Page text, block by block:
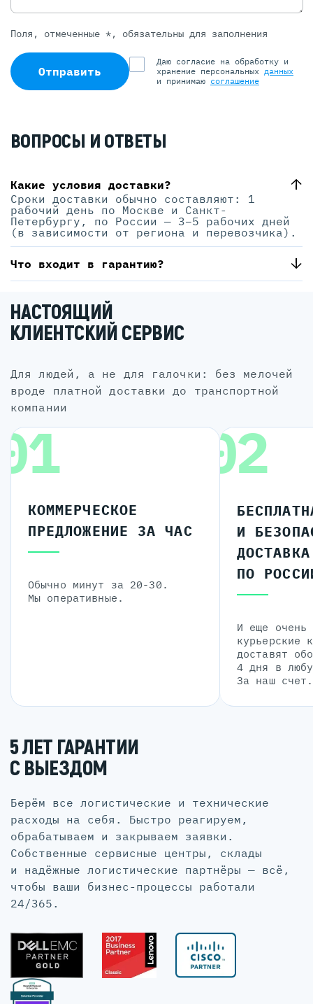
Поля, отмеченные *, обязательны для заполнения
Отправить
Даю согласие на обработку и
хранение персональных данных
и принимаю соглашение
ВОПРОСЫ И ОТВЕТЫ
Какие условия доставки?
Сроки доставки обычно составляют: 1
рабочий день по Москве и Санкт-
Петербургу, по России — 3–5 рабочих дней
(в зависимости от региона и перевозчика).
Что входит в гарантию?
НАСТОЯЩИЙ
КЛИЕНТСКИЙ СЕРВИС
для людей, а не для галочки: без мелочей
вроде платной доставки до транспортной
компании
КОММЕРЧЕСКОЕ
ПРЕДЛОЖЕНИЕ ЗА ЧАС
Обычно минут за 20-30.
Мы оперативные.
02
И
ДОСТАВКА
ПО
И еще очень
курьерские
доставят
4 дня в
За наш счет.
5 ЛЕТ ГАРАНТИИ
С ВЫЕЗДОМ
Берём все логистические и технические
расходы на себя. Быстро реагируем,
обрабатываем и закрываем заявки.
Собственные сервисные центры, склады
и надёжные логистические партнёры — всё,
чтобы ваши бизнес-процессы работали
24/365.